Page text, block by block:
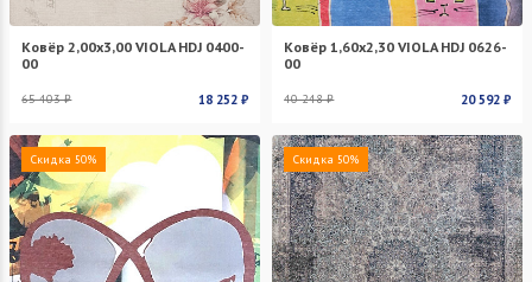
Ковёр 2,00х3,00 VIOLA HDJ 0400-
00
65 403 ₽ 18 252 ₽
Ковёр 1,60х2,30 VIOLA HDJ 0626-
00
40 248 ₽ 20 592 ₽
Скидка 50% Скидка 50%